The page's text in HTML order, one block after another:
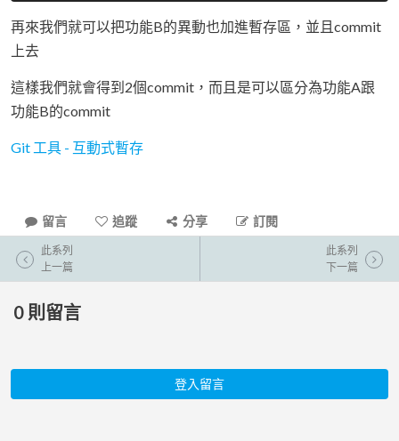
再來我們就可以把功能B的異動也加進暫存區，並且commit
上去
這樣我們就會得到2個commit，而且是可以區分為功能A跟
功能B的commit
Git 工具 - 互動式暫存
留言 追蹤 分享 訂閱
此系列
上一篇
此系列
下一篇
0 則留言
登入留言